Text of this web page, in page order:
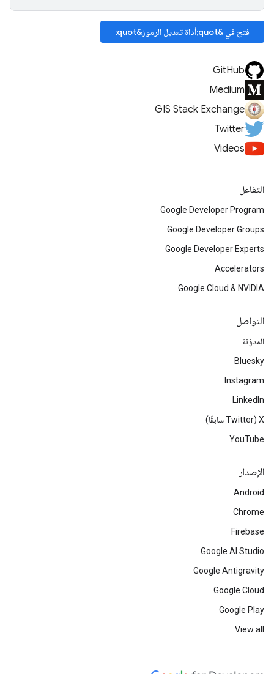
فتح في &quot;أداة تعديل الرموز&quot;
GitHub
Medium
GIS Stack Exchange
Twitter
Videos
التفاعل
Google Developer Program
Google Developer Groups
Google Developer Experts
Accelerators
Google Cloud & NVIDIA
التواصل
المدوّنة
Bluesky
Instagram
LinkedIn
‫X ‏(Twitter سابقًا)
YouTube
الإصدار
Android
Chrome
Firebase
Google AI Studio
Google Antigravity
Google Cloud
Google Play
View all